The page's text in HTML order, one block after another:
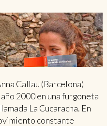
Callau (Barcelona)
2000 en una furgoneta
La Cucaracha. En
constante